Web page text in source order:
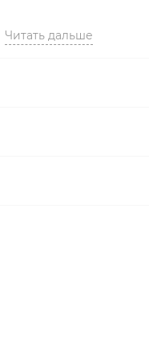
Читать дальше